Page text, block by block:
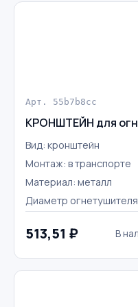
Арт. 55b7b8cc
КРОНШТЕЙН для
Вид: кронштейн
Монтаж: в транспорте
Материал: металл
Диаметр
513,51 ₽ В